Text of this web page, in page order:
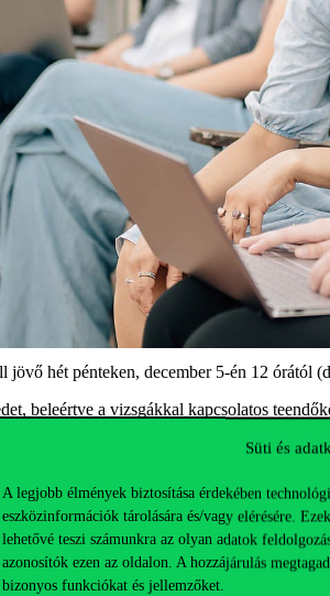
Süti és
A legjobb élmények biztosítása érdekében
eszközinformációk tárolására és/vagy elérésére.
lehetővé teszi számunkra az olyan adatok
azonosítók ezen az oldalon. A hozzájárulás
bizonyos funkciókat és jellemzőket.
jövő hét pénteken, december 5-én 12 órától
, beleértve a vizsgákkal kapcsolatos